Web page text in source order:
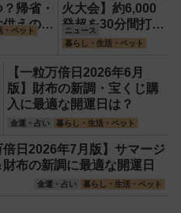
帰省・
えの基
をわか
解説
・ペット
火大会】約6,000
発超を30分間打ち
上げ！【8月8日】
ニュース
暮らし・生活・ペット
【一粒万倍日2026年6月
版】財布の新調・宝くじ購
入に最適な開運日は？
金運・占い 暮らし・生活・ペット
倍日2026年7月版】サマージ
財布の新調に最適な開運日
金運・占い 暮らし・生活・ペット